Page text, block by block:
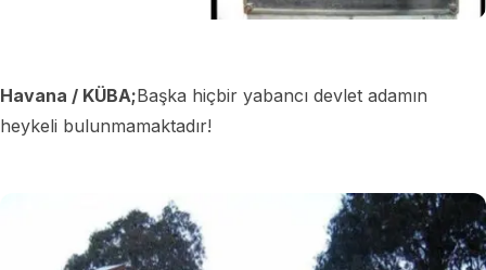
Havana / KÜBA;Başka hiçbir yabancı devlet adamın
heykeli bulunmamaktadır!